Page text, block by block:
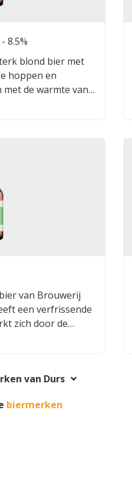
- 8.5%
blond bier met
hoppen en
de warmte van
van Brouwerij
een verfrissende
zich door de
van Durs
biermerken